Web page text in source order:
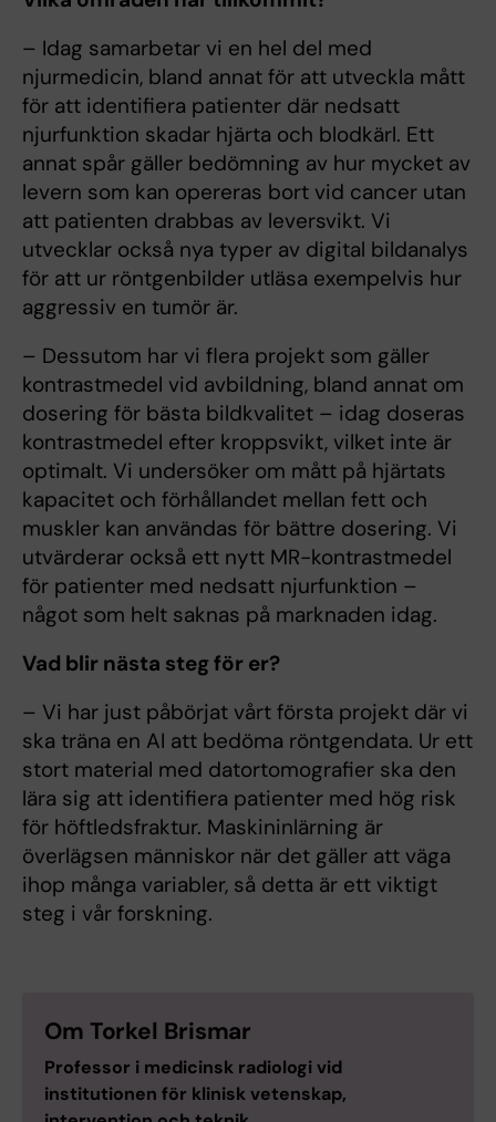
– Idag samarbetar vi en hel del med
njurmedicin, bland annat för att utveckla mått
för att identifiera patienter där nedsatt
njurfunktion skadar hjärta och blodkärl. Ett
annat spår gäller bedömning av hur mycket av
levern som kan opereras bort vid cancer utan
att patienten drabbas av leversvikt. Vi
utvecklar också nya typer av digital bildanalys
för att ur röntgenbilder utläsa exempelvis hur
aggressiv en tumör är.
– Dessutom har vi flera projekt som gäller
kontrastmedel vid avbildning, bland annat om
dosering för bästa bildkvalitet – idag doseras
kontrastmedel efter kroppsvikt, vilket inte är
optimalt. Vi undersöker om mått på hjärtats
kapacitet och förhållandet mellan fett och
muskler kan användas för bättre dosering. Vi
utvärderar också ett nytt MR-kontrastmedel
för patienter med nedsatt njurfunktion –
något som helt saknas på marknaden idag.
Vad blir nästa steg för er?
– Vi har just påbörjat vårt första projekt där vi
ska träna en AI att bedöma röntgendata. Ur ett
stort material med datortomografier ska den
lära sig att identifiera patienter med hög risk
för höftledsfraktur. Maskininlärning är
överlägsen människor när det gäller att väga
ihop många variabler, så detta är ett viktigt
steg i vår forskning.
Om Torkel Brismar
Professor i medicinsk radiologi vid
institutionen för klinisk vetenskap,